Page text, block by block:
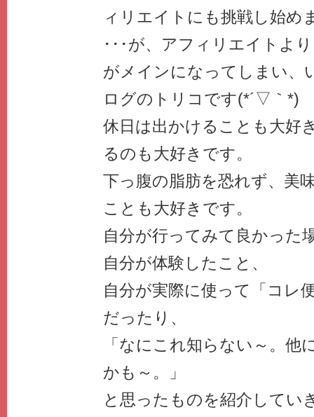
ィリエイトにも挑戦し始め
･･･が、アフィリエイトよ
がメインになってしまい、
ログのトリコです(*´▽｀*)
休日は出かけることも大好
るのも大好きです。
下っ腹の脂肪を恐れず、美
ことも大好きです。
自分が行ってみて良かった
自分が体験したこと、
自分が実際に使って「コレ
だったり、
「なにこれ知らない～。他
かも～。」
と思ったものを紹介してい